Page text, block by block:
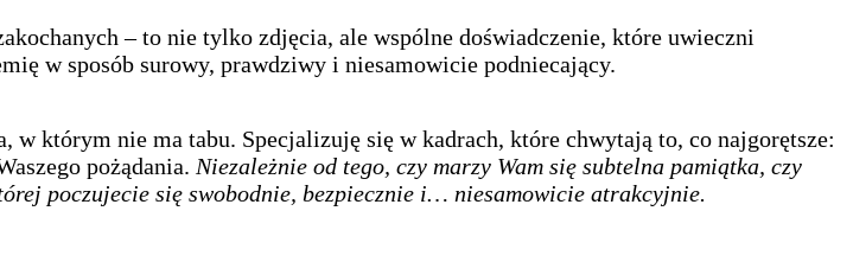
– to nie tylko zdjęcia, ale wspólne doświadczenie, które uwieczni
w sposób surowy, prawdziwy i niesamowicie podniecający.
w którym nie ma tabu. Specjalizuję się w kadrach, które chwytają to, co najgorętsze:
pożądania. Niezależnie od tego, czy marzy Wam się subtelna pamiątka, czy
poczujecie się swobodnie, bezpiecznie i… niesamowicie atrakcyjnie.